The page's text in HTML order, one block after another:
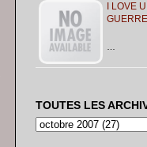
I LOVE
GUERRE
TOUTES LES